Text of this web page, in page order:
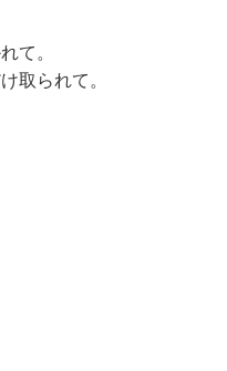
て。
取られて。